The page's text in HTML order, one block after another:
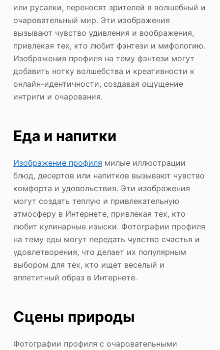
или русалки, переносят зрителей в волшебный и
очаровательный мир. Эти изображения
вызывают чувство удивления и воображения,
привлекая тех, кто любит фэнтези и мифологию.
Изображения профиля на тему фэнтези могут
добавить нотку волшебства и креативности к
онлайн-идентичности, создавая ощущение
интриги и очарования.
Еда и напитки
Изображение профиля милые иллюстрации
блюд, десертов или напитков вызывают чувство
комфорта и удовольствия. Эти изображения
могут создать теплую и привлекательную
атмосферу в Интернете, привлекая тех, кто
любит кулинарные изыски. Фотографии профиля
на тему еды могут передать чувство счастья и
удовлетворения, что делает их популярным
выбором для тех, кто ищет веселый и
аппетитный образ в Интернете.
Сцены природы
Фотографии профиля с очаровательными